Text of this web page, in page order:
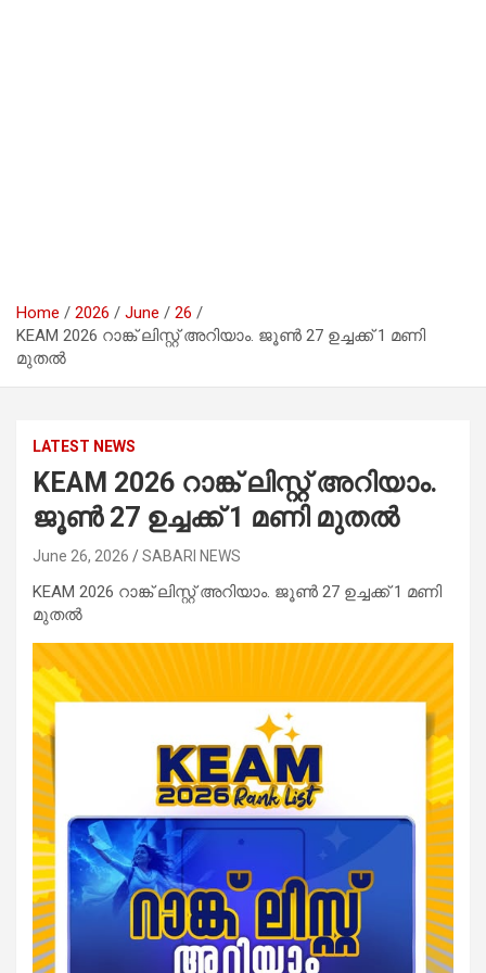
Home 2026 June
26
KEAM 2026 റാങ്ക് ലിസ്റ്റ് അറിയാം. ജൂൺ 27 ഉച്ചക്ക് 1 മണി
മുതൽ
LATEST NEWS
KEAM 2026 റാങ്ക് ലിസ്റ്റ് അറിയാം.
ജൂൺ 27 ഉച്ചക്ക് 1 മണി മുതൽ
June 26, 2026 SABARI NEWS
KEAM 2026 റാങ്ക് ലിസ്റ്റ് അറിയാം. ജൂൺ 27 ഉച്ചക്ക് 1 മണി
മുതൽ